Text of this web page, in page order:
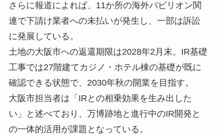
さらに報道によれば、11か所の海外パビリオン関
連で下請け業者への未払いが発生し、一部は訴訟
に発展している。
土地の大阪市への返還期限は2028年2 月末。 IR基礎
工事では27階建てカジノ・ホテル棟の基礎が既に
確認できる状態で、 2030年秋の開業を目指す。
大阪市担当者は「 IR との相乗効果を生み出した
い」と述べており、万博跡地と進行中のIR開発と
の一体的活用が課題となっている。